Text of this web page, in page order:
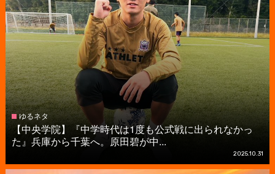
ゆるネタ
【中央学院】『中学時代は1度も公式戦に出られなかっ
た』兵庫から千葉へ。原田碧が中...
2025.10.31